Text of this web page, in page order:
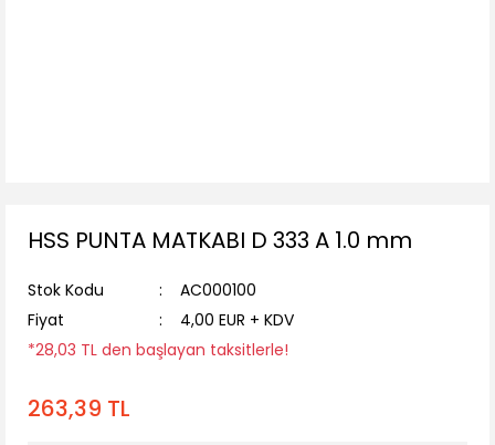
HSS PUNTA MATKABI D 333 A 1.0 mm
Stok Kodu
AC000100
Fiyat
4,00 EUR + KDV
*28,03 TL den başlayan taksitlerle!
263,39 TL